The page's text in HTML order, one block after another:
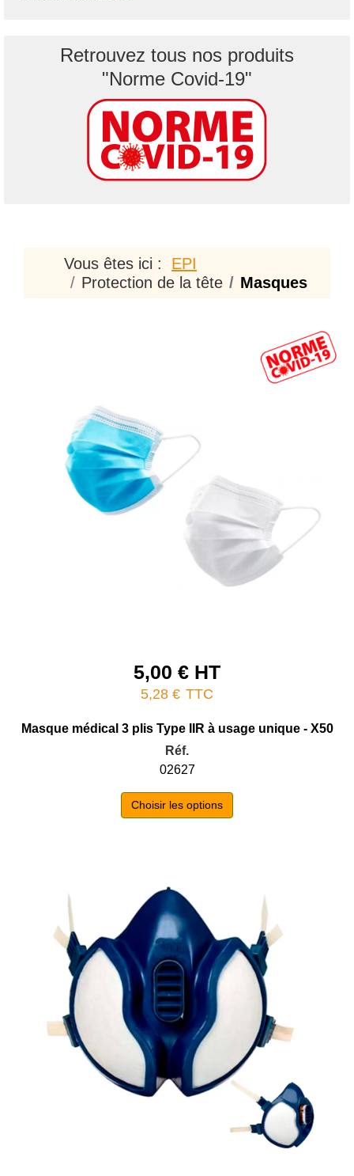
Retrouvez tous nos produits
"Norme Covid-19"
Vous êtes ici : EPI
Protection de la tête
Masques
5,00 € HT
5,28 € TTC
Masque médical 3 plis Type IIR à usage unique - X50
Réf.
02627
Choisir les options